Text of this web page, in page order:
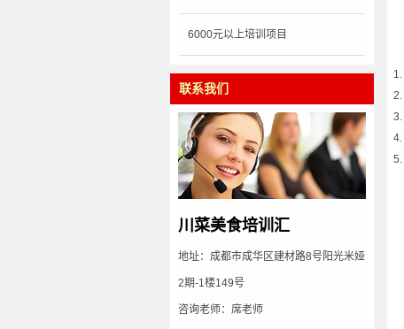
6000元以上培训项目
联系我们
川菜美食培训汇
地址：成都市成华区建材路8号阳光米娅
2期-1楼149号
咨询老师：席老师